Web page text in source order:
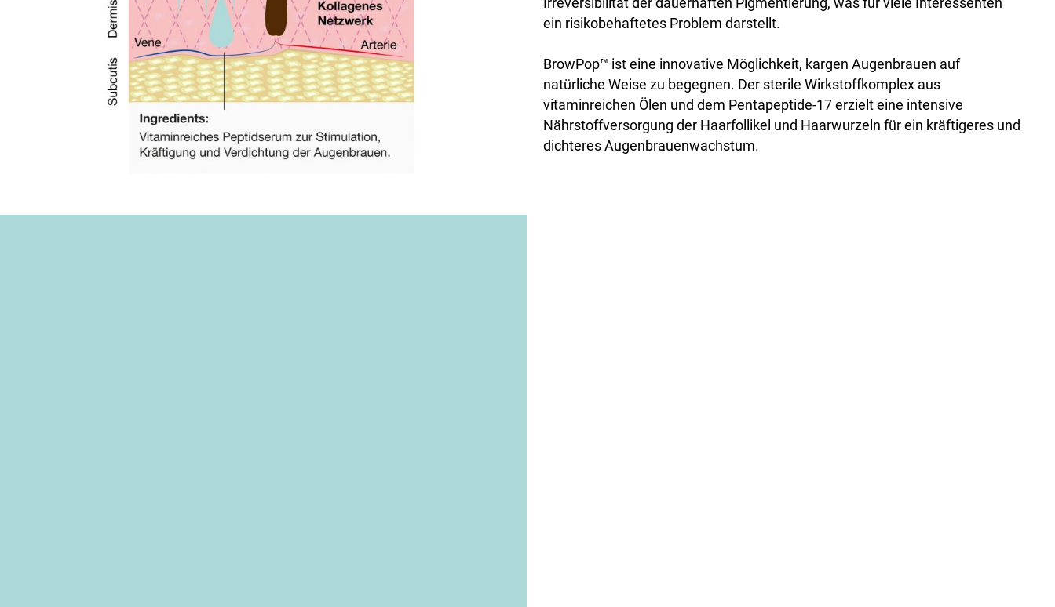
ein risikobehaftetes Problem darstellt.
BrowPop™ ist eine innovative Möglichkeit, kargen Augenbrauen auf
natürliche Weise zu begegnen. Der sterile Wirkstoffkomplex aus
vitaminreichen Ölen und dem Pentapeptide-17 erzielt eine intensive
Nährstoffversorgung der Haarfollikel und Haarwurzeln für ein kräftigeres und
dichteres Augenbrauenwachstum.